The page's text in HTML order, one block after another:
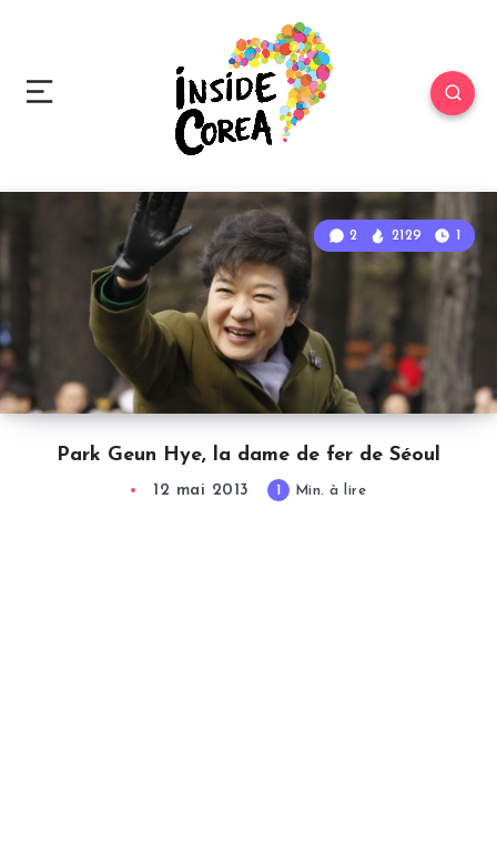
Park Geun Hye, la dame de fer de Séoul
2 2129 1
12 mai 2013 1 Min. à lire